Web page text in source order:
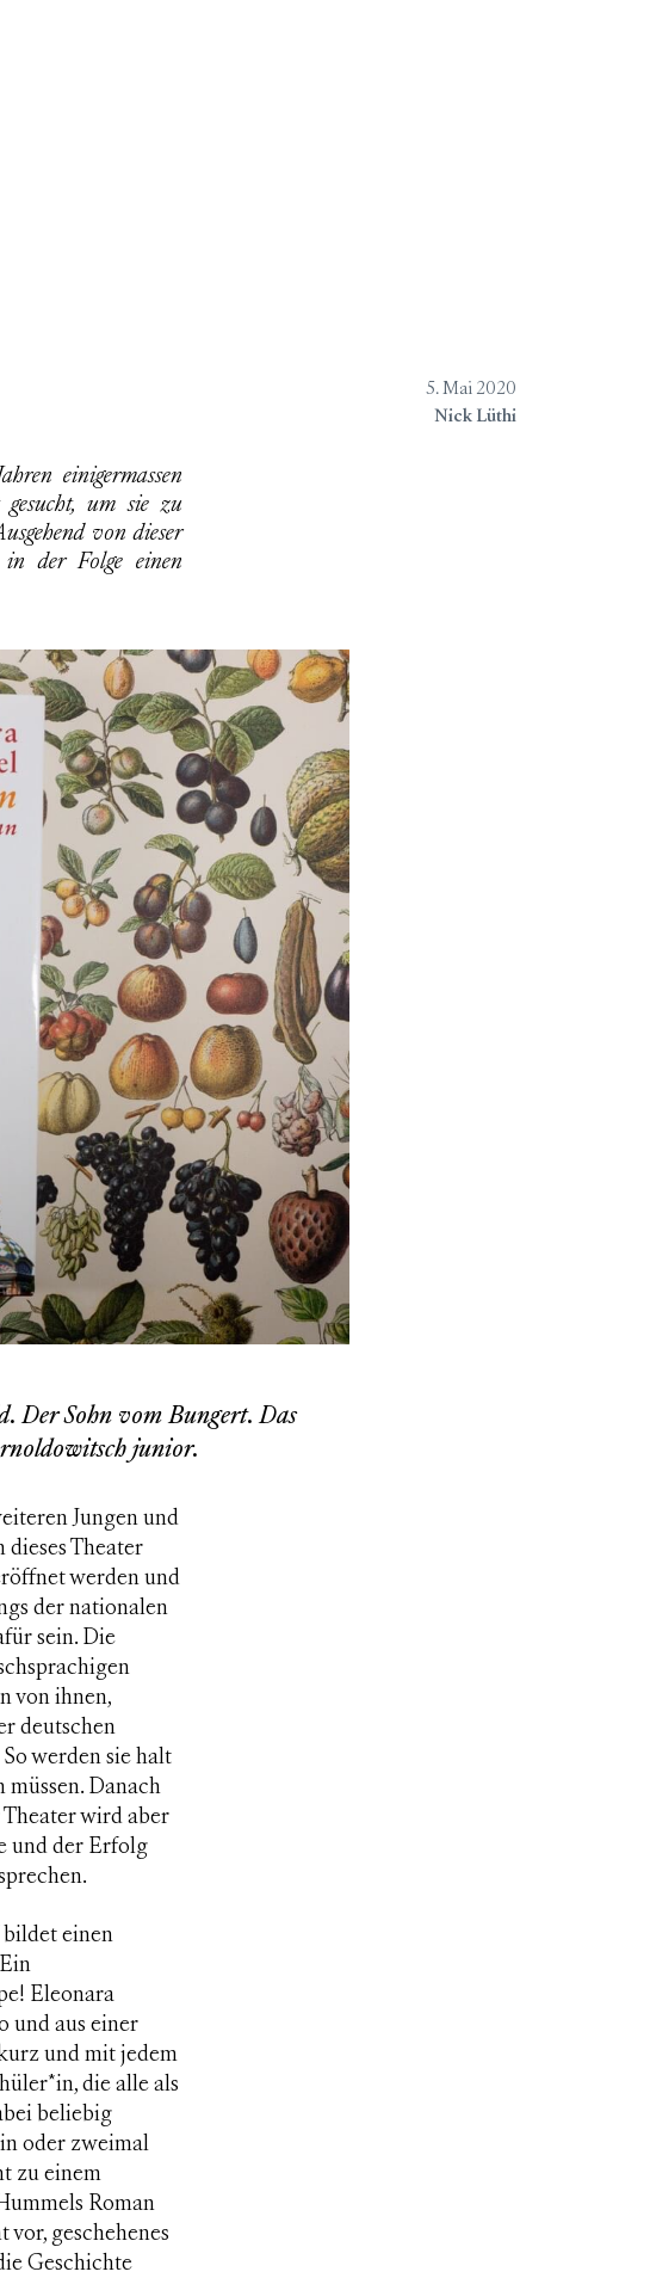
5. Mai 2020
Nick Lüthi
gesucht, um sie zu
von dieser
in der Folge einen
Der Sohn vom Bungert. Das
junior.
Jungen und
dieses Theater
werden und
der nationalen
sein. Die
von ihnen,
deutschen
werden sie halt
müssen. Danach
wird aber
und der Erfolg
einen
Eleonara
und aus einer
und mit jedem
die alle als
beliebig
oder zweimal
zu einem
Roman
geschehenes
Geschichte